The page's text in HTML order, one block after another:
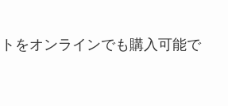
をオンラインでも購入可能で